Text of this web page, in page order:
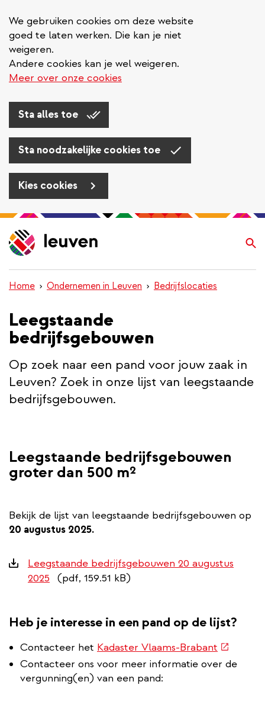
We gebruiken cookies om deze website
goed te laten werken. Die kan je niet
weigeren.
Andere cookies kan je wel weigeren.
Meer over onze cookies
Sta alles toe
Sta noodzakelijke cookies toe
Kies cookies
Overslaan
en
naar
inhoud
gaan
Home Ondernemen in Leuven Bedrijfslocaties
Leegstaande
bedrijfsgebouwen
Op zoek naar een pand voor jouw zaak in
Leuven? Zoek in onze lijst van leegstaande
bedrijfsgebouwen.
Leegstaande bedrijfsgebouwen
groter dan 500 m²
Bekijk de lijst van leegstaande bedrijfsgebouwen op
20 augustus 2025.
Downloads
Leegstaande bedrijfsgebouwen 20 augustus
2025
(pdf, 159.51 kB)
Heb je interesse in een pand op de lijst?
Contacteer het Kadaster Vlaams-Brabant (externe
link)
Contacteer ons voor meer informatie over de
vergunning(en) van een pand: